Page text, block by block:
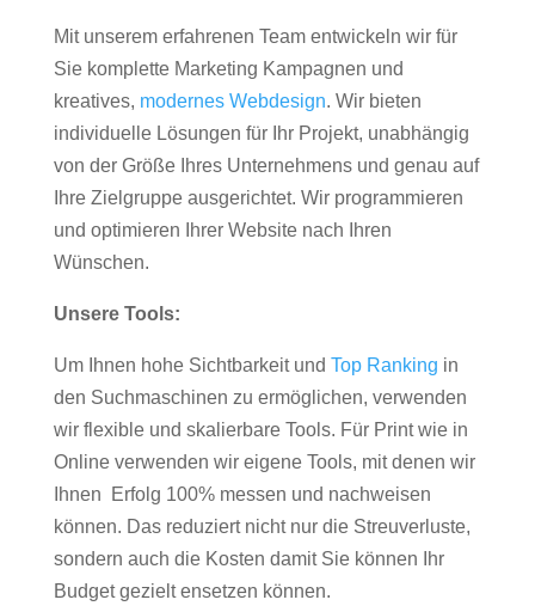
Mit unserem erfahrenen Team entwickeln wir für
Sie komplette Marketing Kampagnen und
kreatives, modernes Webdesign. Wir bieten
individuelle Lösungen für Ihr Projekt, unabhängig
von der Größe Ihres Unternehmens und genau auf
Ihre Zielgruppe ausgerichtet. Wir programmieren
und optimieren Ihrer Website nach Ihren
Wünschen.
Unsere Tools:
Um Ihnen hohe Sichtbarkeit und Top Ranking in
den Suchmaschinen zu ermöglichen, verwenden
wir flexible und skalierbare Tools. Für Print wie in
Online verwenden wir eigene Tools, mit denen wir
Ihnen Erfolg 100% messen und nachweisen
können. Das reduziert nicht nur die Streuverluste,
sondern auch die Kosten damit Sie können Ihr
Budget gezielt ensetzen können.